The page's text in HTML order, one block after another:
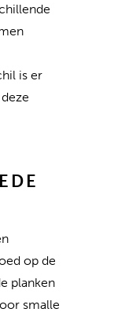
is er
op de
planken
smalle